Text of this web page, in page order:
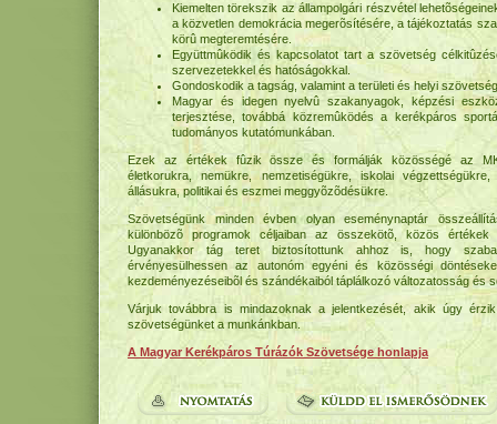
Kiemelten törekszik az állampolgári részvétel
a közvetlen demokrácia megerõsítésére, a tájékoztatás
körû megteremtésére.
Együttmûködik és kapcsolatot tart a szövetség
szervezetekkel és hatóságokkal.
Gondoskodik a tagság, valamint a területi és helyi
Magyar és idegen nyelvû szakanyagok, képzési
terjesztése, továbbá közremûködés a kerékpáros
tudományos kutatómunkában.
Ezek az értékek fûzik össze és formálják közösségé az
életkorukra, nemükre, nemzetiségükre, iskolai végzettségükre,
állásukra, politikai és eszmei meggyõzõdésükre.
Szövetségünk minden évben olyan eseménynaptár
különbözõ programok céljaiban az összekötõ, közös értékek
Ugyanakkor tág teret biztosítottunk ahhoz is, hogy
érvényesülhessen az autonóm egyéni és közösségi
kezdeményezéseibõl és szándékaiból táplálkozó változatosság és
Várjuk továbbra is mindazoknak a jelentkezését, akik úgy
szövetségünket a munkánkban.
A Magyar Kerékpáros Túrázók Szövetsége honlapja